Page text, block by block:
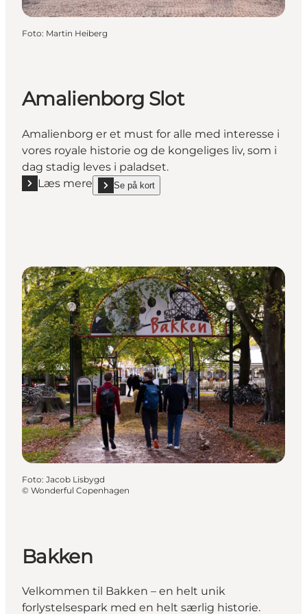
Foto: Martin Heiberg
Amalienborg Slot
Amalienborg er et must for alle med interesse i
vores royale historie og de kongeliges liv, som i
dag stadig leves i paladset.
Læs mere
Læs mere "Amalienborg Slot"
Se på kort
show Amalienborg Slot on_map
Foto: Jacob Lisbygd
© Wonderful Copenhagen
Bakken
Velkommen til Bakken – en helt unik
forlystelsespark med en helt særlig historie.